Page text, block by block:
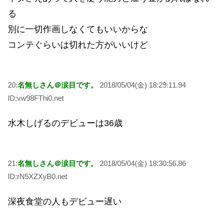
る
別に一切作画しなくてもいいからな
コンテぐらいは切れた方がいいけど
20:名無しさん＠涙目です。
2018/05/04(金) 18:29:11.94
ID:vw98FThi0.net
水木しげるのデビューは36歳
21:名無しさん＠涙目です。
2018/05/04(金) 18:30:56.86
ID:rN5XZXyB0.net
深夜食堂の人もデビュー遅い